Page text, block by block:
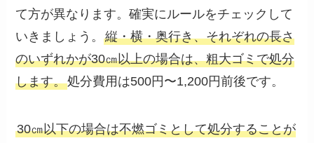
て方が異なります。確実にルールをチェックして
いきましょう。縦・横・奥行き、それぞれの長さ
のいずれかが30㎝以上の場合は、粗大ゴミで処分
します。処分費用は500円〜1,200円前後です。
30㎝以下の場合は不燃ゴミとして処分することが